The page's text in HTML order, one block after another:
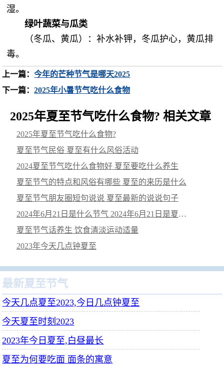
湿。
‌绿叶蔬菜与瓜类‌
（冬瓜、黄瓜）：补水补钾，冬瓜护心，黄瓜排
毒。
上一篇：今年的芒种节气是哪天2025
下一篇：2025年小暑节气吃什么食物
2025年夏至节气吃什么食物? 相关文章
2025年夏至节气吃什么食物?
夏至节气民俗 夏至有什么风俗活动
2024夏至节气吃什么食物好 夏至要吃什么养生
夏至节气的特点和风俗有哪些 夏至的来历是什么
夏至节气朋友圈短句说说 夏至最新的说说句子
2024年6月21日是什么节气 2024年6月21日是夏至节气
夏至节气话养生 饮食清淡运动适量
2023年今天几点钟夏至
最新夏至节气
今天几点夏至2023,今日几点钟夏至
今天夏至时刻2023
2023年今日夏至,白昼最长
夏至为何要吃面 面条的寓意